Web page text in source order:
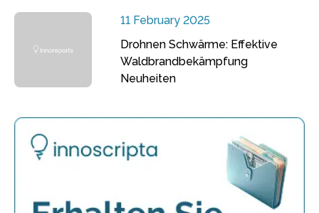
11 February 2025
Drohnen Schwärme: Effektive
Waldbrandbekämpfung
Neuheiten